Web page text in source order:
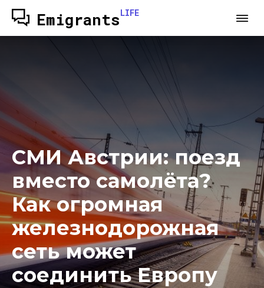
EmigrantsLIFE
СМИ Австрии: поезд
вместо самолёта?
Как огромная
железнодорожная
сеть может
соединить Европу